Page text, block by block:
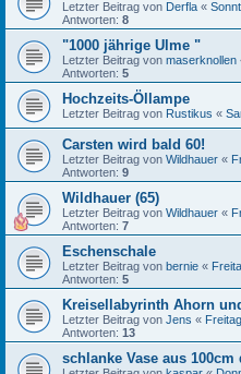
Letzter Beitrag von Derfla «
Antworten: 8
"1000 jährige Ulme "
Letzter Beitrag von maserknollen
Antworten: 5
Hochzeits-Öllampe
Letzter Beitrag von Rustikus «
Carsten wird bald 60!
Letzter Beitrag von Wildhauer «
Antworten: 9
Wildhauer (65)
Letzter Beitrag von Wildhauer «
Antworten: 7
Eschenschale
Letzter Beitrag von bernie «
Antworten: 5
Kreisellabyrinth Ahorn
Letzter Beitrag von Jens «
Antworten: 13
schlanke Vase aus 100cm